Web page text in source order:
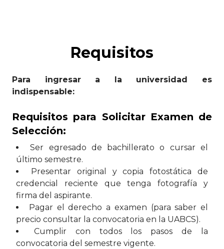
Requisitos
Para ingresar a la universidad es
indispensable:
Requisitos para Solicitar Examen de
Selección:
Ser egresado de bachillerato o cursar el
último semestre.
Presentar original y copia fotostática de
credencial reciente que tenga fotografía y
firma del aspirante.
Pagar el derecho a examen (para saber el
precio consultar la convocatoria en la UABCS).
Cumplir con todos los pasos de la
convocatoria del semestre vigente.